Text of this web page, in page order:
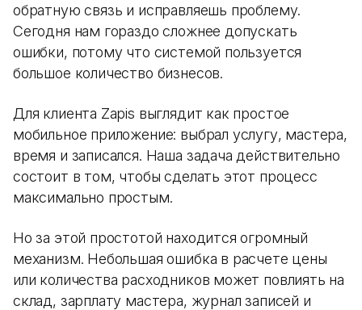
обратную связь и исправляешь проблему.
Сегодня нам гораздо сложнее допускать
ошибки, потому что системой пользуется
большое количество бизнесов.
Для клиента Zapis выглядит как простое
мобильное приложение: выбрал услугу, мастера,
время и записался. Наша задача действительно
состоит в том, чтобы сделать этот процесс
максимально простым.
Но за этой простотой находится огромный
механизм. Небольшая ошибка в расчете цены
или количества расходников может повлиять на
склад, зарплату мастера, журнал записей и